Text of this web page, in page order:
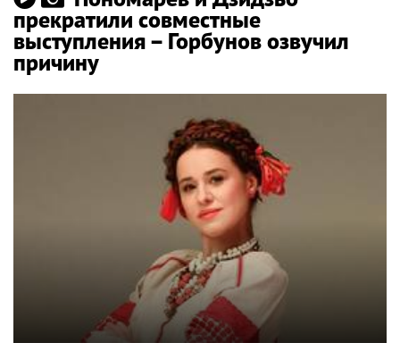
прекратили совместные
выступления – Горбунов озвучил
причину